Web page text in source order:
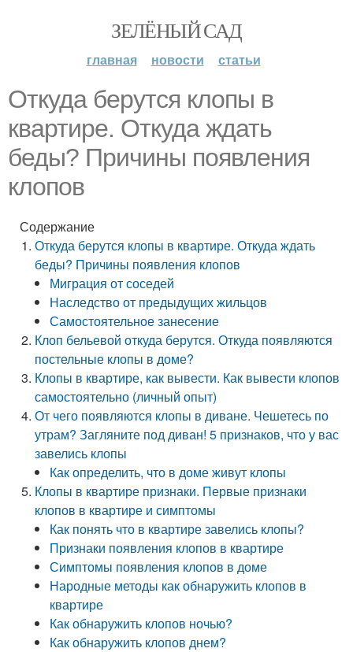
ЗЕЛЁНЫЙ САД
главная новости статьи
Откуда берутся клопы в
квартире. Откуда ждать
беды? Причины появления
клопов
Содержание
Откуда берутся клопы в квартире. Откуда ждать
беды? Причины появления клопов
Миграция от соседей
Наследство от предыдущих жильцов
Самостоятельное занесение
Клоп бельевой откуда берутся. Откуда появляются
постельные клопы в доме?
Клопы в квартире, как вывести. Как вывести клопов
самостоятельно (личный опыт)
От чего появляются клопы в диване. Чешетесь по
утрам? Загляните под диван! 5 признаков, что у вас
завелись клопы
Как определить, что в доме живут клопы
Клопы в квартире признаки. Первые признаки
клопов в квартире и симптомы
Как понять что в квартире завелись клопы?
Признаки появления клопов в квартире
Симптомы появления клопов в доме
Народные методы как обнаружить клопов в
квартире
Как обнаружить клопов ночью?
Как обнаружить клопов днем?